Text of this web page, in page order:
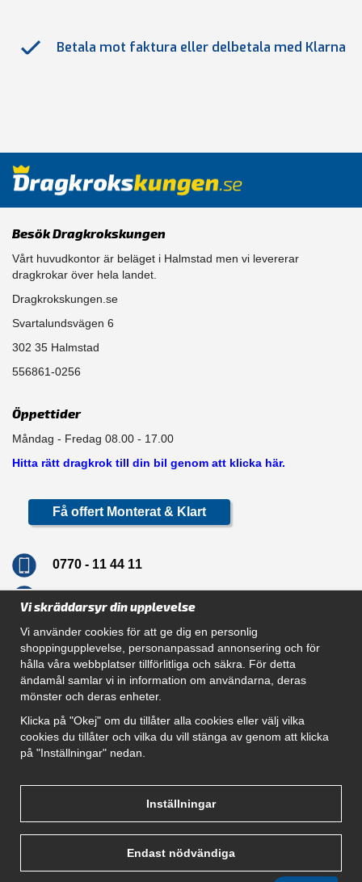
Betala mot faktura eller delbetala med Klarna
Besök Dragkrokskungen
Vårt huvudkontor är beläget i Halmstad men vi levererar
dragkrokar över hela landet.
Dragkrokskungen.se
Svartalundsvägen 6
302 35 Halmstad
556861-0256
Öppettider
Måndag - Fredag 08.00 - 17.00
Hitta rätt dragkrok till din bil genom att klicka här.
Få offert Monterat & Klart
0770 - 11 44 11
Navigation
Hur beställer jag
Gör Det Själv Paket
Montera dragkrok
SUPPORT
Villkor
Vi skräddarsyr din upplevelse
Vi använder cookies för att ge dig en personlig
shoppingupplevelse, personanpassad annonsering och för
hålla våra webbplatser tillförlitliga och säkra. För detta
ändamål samlar vi in information om användarna, deras
mönster och deras enheter.
Klicka på "Okej" om du tillåter alla cookies eller välj vilka
cookies du tillåter och vilka du vill stänga av genom att klicka
på "Inställningar" nedan.
Inställningar
Endast nödvändiga